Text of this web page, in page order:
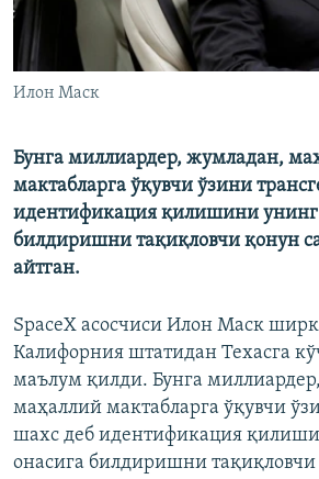
Илон Маск
Бунга миллиардер, жумладан,
мактабларга ўқувчи ўзини
идентификация қилишини унинг
билдиришни тақиқловчи қонун
айтган.
SpaceX асосчиси Илон Маск
Калифорния штатидан Техасга
маълум қилди. Бунга
маҳаллий мактабларга ўқувчи
шахс деб идентификация
онасига билдиришни тақиқловчи